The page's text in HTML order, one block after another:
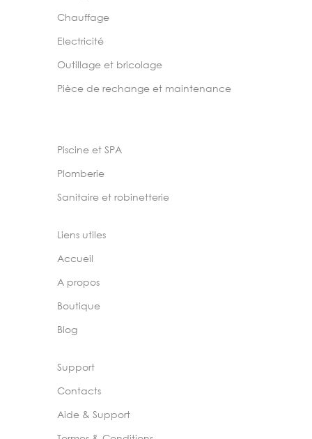
Chauffage
Electricité
Outillage et bricolage
Pièce de rechange et maintenance
Piscine et SPA
Plomberie
Sanitaire et robinetterie
Liens utiles
Accueil
A propos
Boutique
Blog
Support
Contacts
Aide & Support